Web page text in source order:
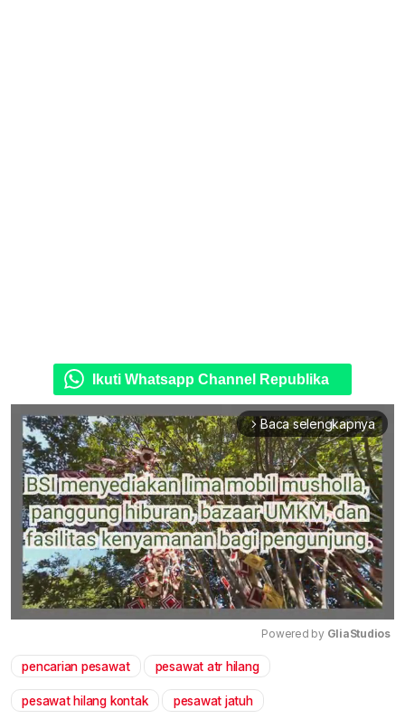
Ikuti Whatsapp Channel Republika
arrow_forward_ios Baca selengkapnya
Powered by GliaStudios
pencarian pesawat pesawat atr hilang
pesawat hilang kontak pesawat jatuh